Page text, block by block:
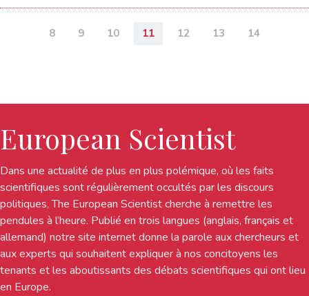
8 9 10 11 12 13 14
European Scientist
Dans une actualité de plus en plus polémique, où les faits
scientifiques sont régulièrement occultés par les discours
politiques, The European Scientist cherche à remettre les
pendules à l’heure. Publié en trois langues (anglais, français et
allemand) notre site internet donne la parole aux chercheurs et
aux experts qui souhaitent expliquer à nos concitoyens les
tenants et les aboutissants des débats scientifiques qui ont lieu
en Europe.